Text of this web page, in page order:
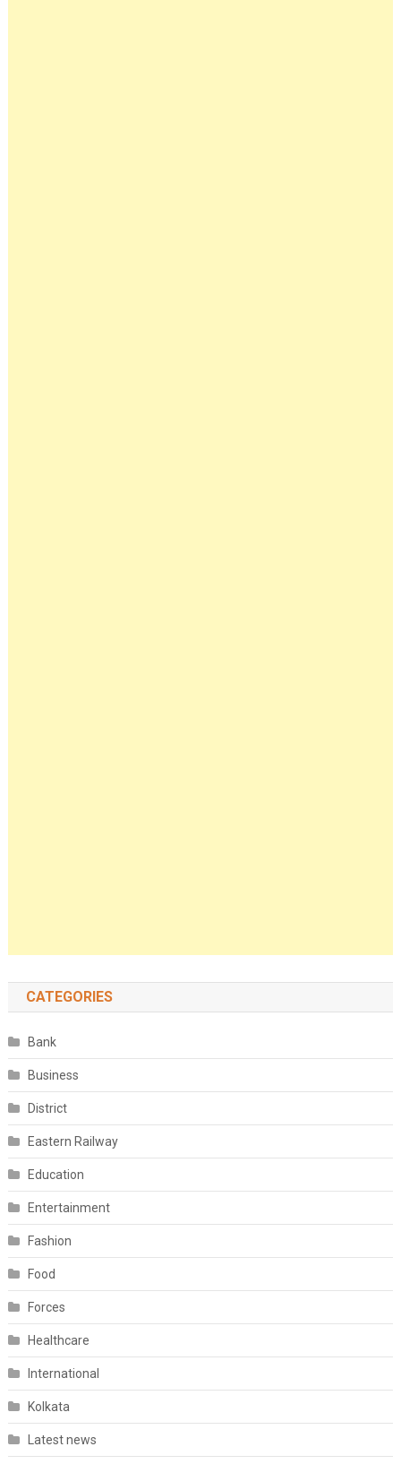
CATEGORIES
Bank
Business
District
Eastern Railway
Education
Entertainment
Fashion
Food
Forces
Healthcare
International
Kolkata
Latest news